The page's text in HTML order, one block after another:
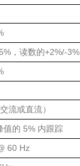
，读数的+2%/-3%
交流或直流）
值的 5% 内跟踪
60 Hz